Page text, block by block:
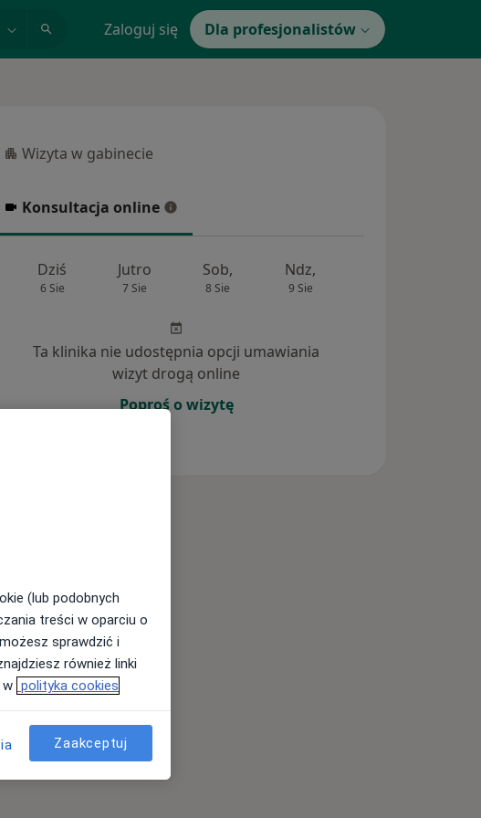
Zaloguj się Dla profesjonalistów
Wizyta w gabinecie
Wizyta w gabinecie
Konsultacja online
Konsultacja online
Dziś
6 Sie
Jutro
7 Sie
Sob,
8 Sie
Ndz,
9 Sie
Ta klinika nie udostępnia opcji umawiania
wizyt drogą online
Poproś o wizytę
(lub podobnych
treści w oparciu o
sprawdzić i
również linki
w polityka cookies
Zaakceptuj